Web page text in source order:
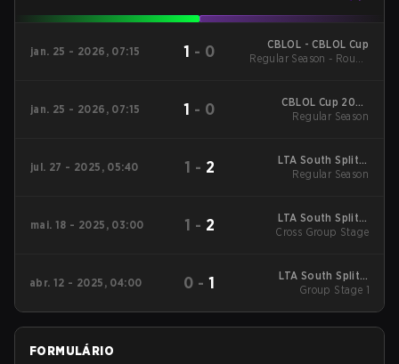
jan. 25 - 2026, 07:15 1 - 0
CBLOL - CBLOL Cup
Regular Season - Round
jan. 25 - 2026, 07:15 1 - 0
CBLOL Cup 2026
Regular Season
Regular Season
jul. 27 - 2025, 05:40 1 - 2
LTA South Split 3
2025 Regular Season
Regular Season
mai. 18 - 2025, 03:00 1 - 2
LTA South Split 2
2025 Cross Group
Cross Group Stage
abr. 12 - 2025, 04:00 0 -1
LTA South Split 2
2025 Group Stage 1
Group Stage 1
FORMULÁRIO